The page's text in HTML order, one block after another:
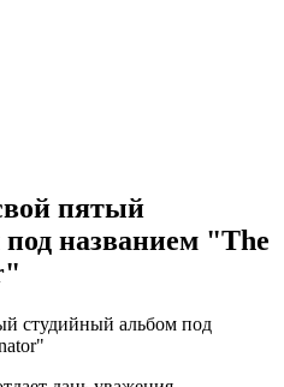
пятый
названием "The